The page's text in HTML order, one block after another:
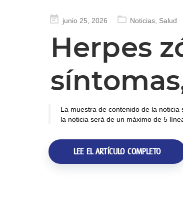
Publicadojunio 25, 2026 Noticias Salud
Herpes
La muestra de contenido de la
la noticia será de un máximo de 5
LEE EL ARTÍCULO COMPLETO